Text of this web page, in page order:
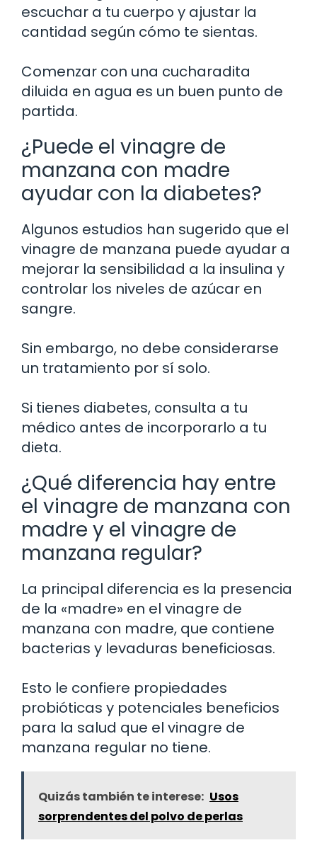
escuchar a tu cuerpo y ajustar la
cantidad según cómo te sientas.
Comenzar con una cucharadita
diluida en agua es un buen punto de
partida.
¿Puede el vinagre de
manzana con madre
ayudar con la diabetes?
Algunos estudios han sugerido que el
vinagre de manzana puede ayudar a
mejorar la sensibilidad a la insulina y
controlar los niveles de azúcar en
sangre.
Sin embargo, no debe considerarse
un tratamiento por sí solo.
Si tienes diabetes, consulta a tu
médico antes de incorporarlo a tu
dieta.
¿Qué diferencia hay entre
el vinagre de manzana con
madre y el vinagre de
manzana regular?
La principal diferencia es la presencia
de la «madre» en el vinagre de
manzana con madre, que contiene
bacterias y levaduras beneficiosas.
Esto le confiere propiedades
probióticas y potenciales beneficios
para la salud que el vinagre de
manzana regular no tiene.
Quizás también te interese: Usos
sorprendentes del polvo de perlas